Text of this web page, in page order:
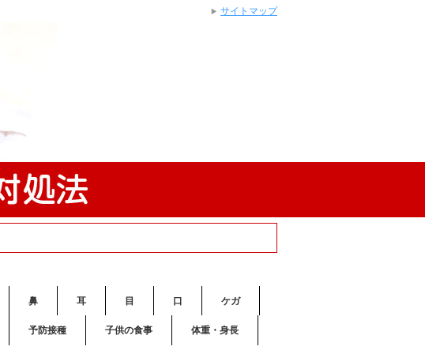
鼻 耳 目 口 ケガ
予防接種 子供の食事 体重・身長
サイトマップ